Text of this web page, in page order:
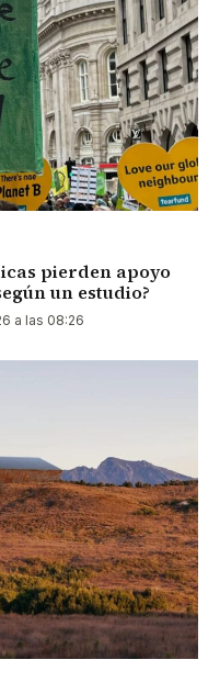
pierden apoyo
un estudio?
a las 08:26